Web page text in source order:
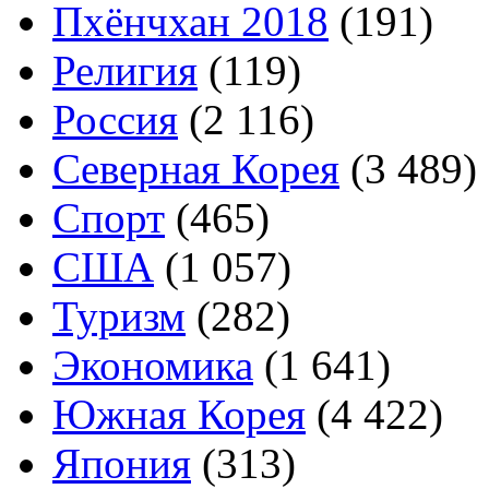
Пхёнчхан 2018 (191)
Религия (119)
Россия (2 116)
Северная Корея (3 489)
Спорт (465)
США (1 057)
Туризм (282)
Экономика (1 641)
Южная Корея (4 422)
Япония (313)